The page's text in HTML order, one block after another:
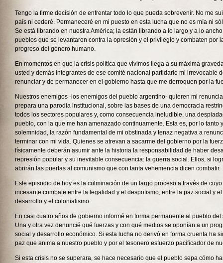
Tengo la firme decisión de enfrentar todo lo que pueda sobrevenir. No me
país ni cederé. Permaneceré en mi puesto en esta lucha que no es mía ni
Se está librando en nuestra América; la están librando a lo largo y a lo
pueblos que se levantaron contra la opresión y el privilegio y combaten por
progreso del género humano.
En momentos en que la crisis política que vivimos llega a su máxima
usted y demás integrantes de ese comité nacional partidario mi irrevocable
renunciar y de permanecer en el gobierno hasta que me derroquen por la
Nuestros enemigos -los enemigos del pueblo argentino- quieren mi
prepara una parodia institucional, sobre las bases de una democracia
todos los sectores populares y, como consecuencia ineludible, una
pueblo, con la que me han amenazado continuamente. Esta es, por lo tanto
solemnidad, la razón fundamental de mi obstinada y tenaz negativa a
terminar con mi vida. Quienes se atrevan a sacarme del gobierno por la
físicamente deberán asumir ante la historia la responsabilidad de haber
represión popular y su inevitable consecuencia: la guerra social. Ellos, si
abrirán las puertas al comunismo que con tanta vehemencia dicen combatir.
Este episodio de hoy es la culminación de un largo proceso a través de
incesante combate entre la legalidad y el despotismo, entre la paz social y
desarrollo y el colonialismo.
En casi cuatro años de gobierno informé en forma permanente al pueblo
Una y otra vez denuncié qué fuerzas y con qué medios se oponían a un
social y desarrollo económico. Si esta lucha no derivó en forma cruenta ha
paz que anima a nuestro pueblo y por el tesonero esfuerzo pacificador de
Si esta crisis no se superara, se hace necesario que el pueblo sepa cómo